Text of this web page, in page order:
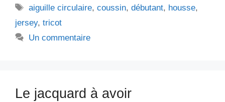
Étiquettes
aiguille circulaire,coussin,débutant, housse,
jersey, tricot
Un commentaire
Le jacquard à avoir